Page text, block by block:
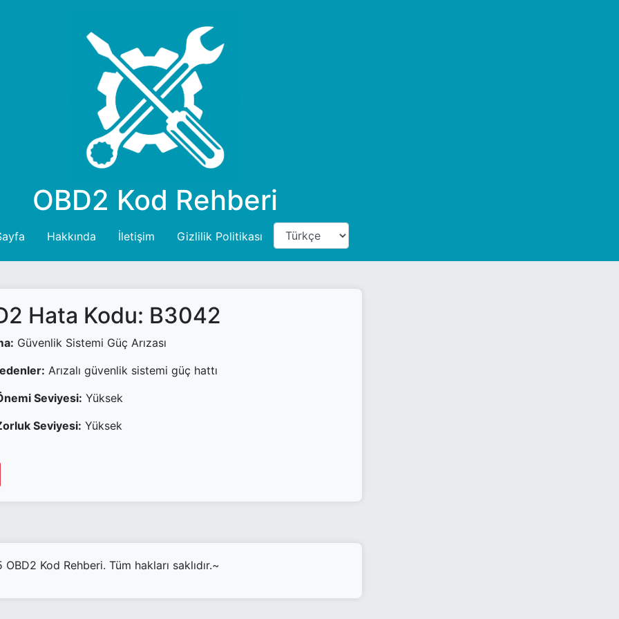
OBD2 Kod Rehberi
Hakkında İletişim Gizlilik Politikası
Hata Kodu: B3042
Güvenlik Sistemi Güç Arızası
Arızalı güvenlik sistemi güç hattı
Seviyesi: Yüksek
Seviyesi: Yüksek
Kod Rehberi. Tüm hakları saklıdır.~